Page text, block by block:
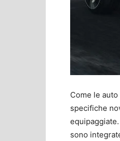
Come le
specifiche
sono